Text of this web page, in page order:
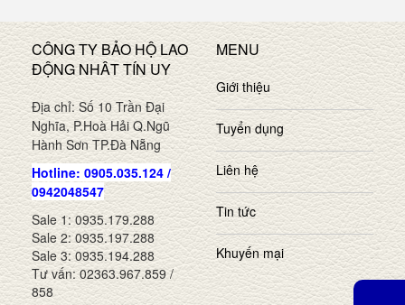
CÔNG TY BẢO HỘ LAO
ĐỘNG NHÂT TÍN UY
Địa chỉ: Số 10 Trần Đại
Nghĩa, P.Hoà Hải Q.Ngũ
Hành Sơn TP.Đà Nẵng
Hotline: 0905.035.124 /
0942048547
Sale 1: 0935.179.288
Sale 2: 0935.197.288
Sale 3: 0935.194.288
Tư vấn: 02363.967.859 /
858
MENU
Giới thiệu
Tuyển dụng
Liên hệ
Tin tức
Khuyến mại